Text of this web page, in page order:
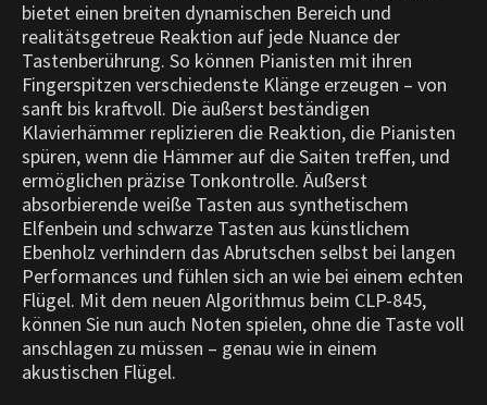
bietet einen breiten dynamischen Bereich und
realitätsgetreue Reaktion auf jede Nuance der
Tastenberührung. So können Pianisten mit ihren
Fingerspitzen verschiedenste Klänge erzeugen – von
sanft bis kraftvoll. Die äußerst beständigen
Klavierhämmer replizieren die Reaktion, die Pianisten
spüren, wenn die Hämmer auf die Saiten treffen, und
ermöglichen präzise Tonkontrolle. Äußerst
absorbierende weiße Tasten aus synthetischem
Elfenbein und schwarze Tasten aus künstlichem
Ebenholz verhindern das Abrutschen selbst bei langen
Performances und fühlen sich an wie bei einem echten
Flügel. Mit dem neuen Algorithmus beim CLP-845,
können Sie nun auch Noten spielen, ohne die Taste voll
anschlagen zu müssen – genau wie in einem
akustischen Flügel.